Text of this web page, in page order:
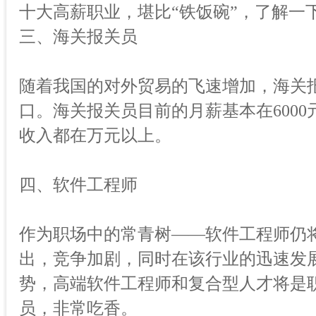
十大高薪职业，堪比“铁饭碗”，了解一
三、海关报关员
随着我国的对外贸易的飞速增加，海
口。海关报关员目前的月薪基本在
收入都在万元以上。
四、软件工程师
作为职场中的常青树——软件工程师仍
出，竞争加剧，同时在该行业的迅速
势，高端软件工程师和复合型人才将
员，非常吃香。